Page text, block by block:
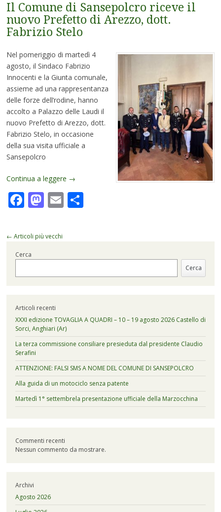
Il Comune di Sansepolcro riceve il
nuovo Prefetto di Arezzo, dott.
Fabrizio Stelo
Nel pomeriggio di martedì 4
agosto, il Sindaco Fabrizio
Innocenti e la Giunta comunale,
assieme ad una rappresentanza
delle forze dell’rodine, hanno
accolto a Palazzo delle Laudi il
nuovo Prefetto di Arezzo, dott.
Fabrizio Stelo, in occasione
della sua visita ufficiale a
Sansepolcro
Continua a leggere →
Facebook
Mastodon
EmailCondividi
Navigazione
← Articoli più vecchi
Cerca
Cerca
Articoli recenti
XXXI edizione TOVAGLIA A QUADRI – 10 – 19 agosto 2026 Castello di
Sorci, Anghiari (Ar)
La terza commissione consiliare presieduta dal presidente Claudio
Serafini
ATTENZIONE: FALSI SMS A NOME DEL COMUNE DI SANSEPOLCRO
Alla guida di un motociclo senza patente
Martedì 1° settembrela presentazione ufficiale della Marzocchina
Commenti recenti
Nessun commento da mostrare.
Archivi
Agosto 2026